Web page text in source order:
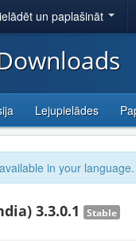
un paplašināt
Lejupielādes
in your
3.3.0.1 Stable